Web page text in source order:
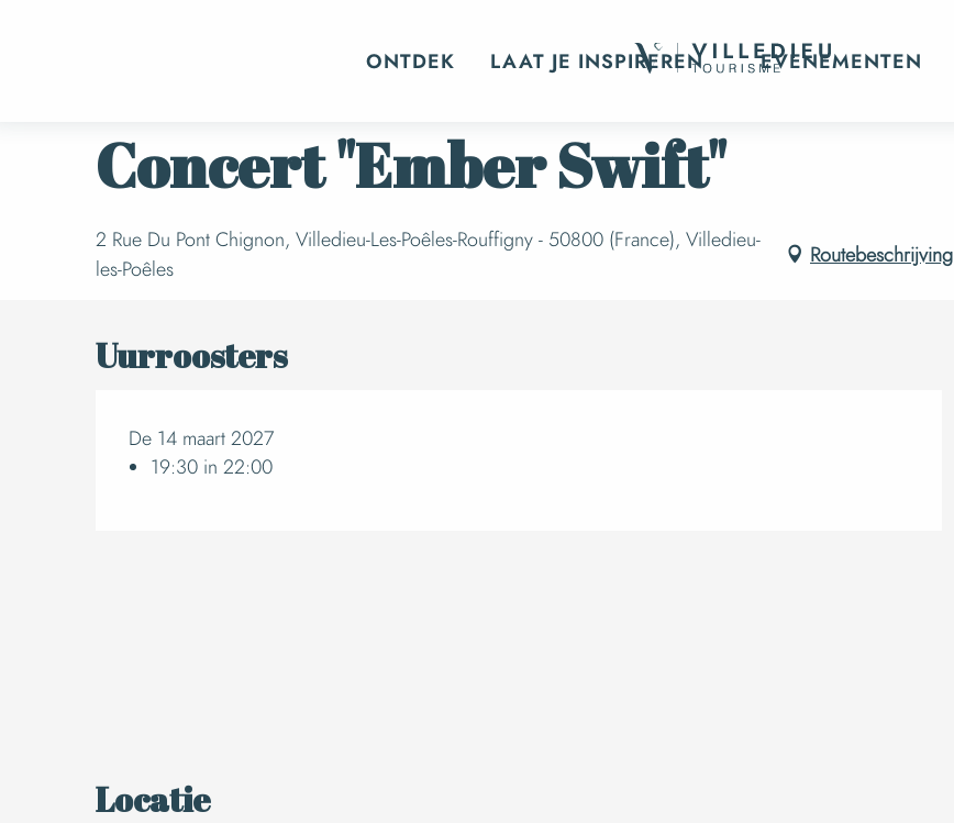
ONTDEK LAAT JE INSPIREREN EVENEMENTEN
Concert "Ember Swift"
2 Rue Du Pont Chignon, Villedieu-Les-Poêles-Rouffigny - 50800 (France), Villedieu-
les-Poêles
Routebeschrijving
Uurroosters
De 14 maart 2027
19:30 in 22:00
Locatie